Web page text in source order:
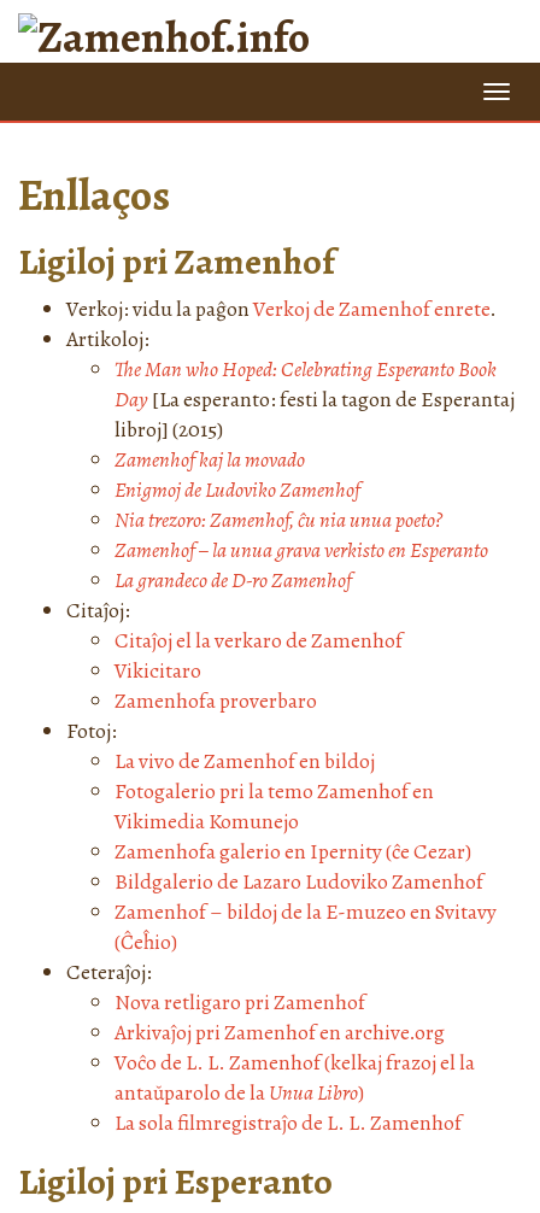
=
Enllaços
Ligiloj pri Zamenhof
Verkoj: vidu la paĝonVerkoj de Zamenhof enrete.
Artikoloj:
The Man who Hoped: Celebrating Esperanto Book
Day[La esperanto: festi la tagon de Esperantaj
libroj] (2015)
Zamenhof kaj la movado
Enigmoj de Ludoviko Zamenhof
Nia trezoro: Zamenhof, ĉu nia unua poeto?
Zamenhof – la unua grava verkisto en Esperanto
La grandeco de D-ro Zamenhof
Citaĵoj:
Citaĵoj el la verkaro de Zamenhof
Vikicitaro
Zamenhofa proverbaro
Fotoj:
La vivo de Zamenhof en bildoj
Fotogalerio pri la temo Zamenhof en
Vikimedia Komunejo
Zamenhofa galerio en Ipernity (ĉe Cezar)
Bildgalerio de Lazaro Ludoviko Zamenhof
Zamenhof – bildoj de la E-muzeo en Svitavy
(Ĉeĥio)
Ceteraĵoj:
Nova retligaro pri Zamenhof
Arkivaĵoj pri Zamenhof en archive.org
Voĉo de L. L. Zamenhof (kelkaj frazoj el la
antaŭparolo de laUnua Libro)
La sola filmregistraĵo de L. L. Zamenhof
Ligiloj pri Esperanto